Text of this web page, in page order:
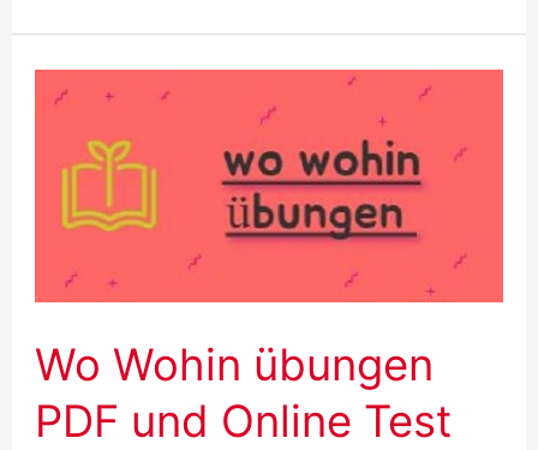
B1
Beispiel
Prüfung
Wo Wohin übungen
PDF und Online Test